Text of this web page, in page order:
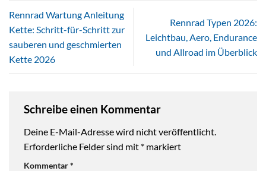
Rennrad Wartung Anleitung
Kette: Schritt-für-Schritt zur
sauberen und geschmierten
Kette 2026
Rennrad Typen 2026:
Leichtbau, Aero, Endurance
und Allroad im Überblick
Schreibe einen Kommentar
Deine E-Mail-Adresse wird nicht veröffentlicht.
Erforderliche Felder sind mit * markiert
Kommentar*